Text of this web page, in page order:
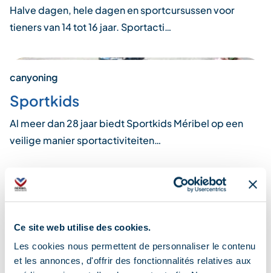
Ce site web utilise des cookies.
Les cookies nous permettent de personnaliser le contenu
et les annonces, d'offrir des fonctionnalités relatives aux
Halve dagen, hele dagen en sportcursussen voor
tieners van 14 tot 16 jaar. Sportacti…
canyoning
Sportkids
Al meer dan 28 jaar biedt Sportkids Méribel op een
veilige manier sportactiviteiten…
Winkels (algemeen)
welcome and advise you on your p…